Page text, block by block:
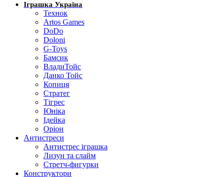
Іграшка Україна
Технок
Artos Games
DoDo
Doloni
G-Toys
Бамсик
ВладиТойс
Данко Тойс
Копиця
Стратег
Тігрес
Юніка
Ідейка
Оріон
Антистреси
Антистрес іграшка
Лизун та слайм
Стретч-фигурки
Конструктори